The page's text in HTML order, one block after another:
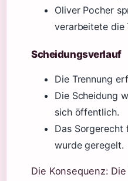
Oliver Pocher
verarbeitete die
Scheidungsverlauf
Die Trennung
Die Scheidung
sich öffentlich.
Das Sorgerecht
wurde geregelt.
Die Konsequenz: